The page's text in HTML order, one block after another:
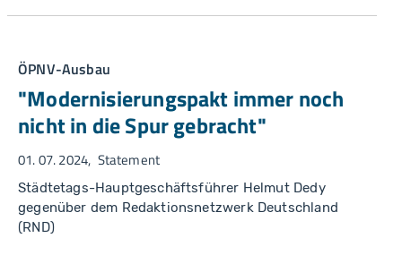
ÖPNV-Ausbau
"Modernisierungspakt immer noch
nicht in die Spur gebracht"
01. 07. 2024 Statement
Städtetags-Hauptgeschäftsführer Helmut Dedy
gegenüber dem Redaktionsnetzwerk Deutschland
(RND)